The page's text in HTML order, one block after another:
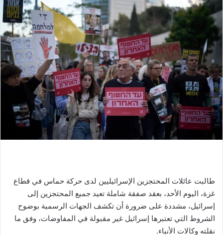
طالبت عائلات المحتجزين الإسرائيليين لدى حركة حماس في قطاع
غزة، اليوم الأحد، بعقد صفقة شاملة تعيد جميع المحتجزين إلى
إسرائيل، مشددة على ضرورة أن تكشف الجهات الرسمية بوضوح
الشروط التي تعتبرها إسرائيل غير مقبولة في المفاوضات، وفق ما
نقلته وكالات الأنباء.